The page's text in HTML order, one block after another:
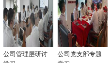
公司管理层研讨
公司党支部专题